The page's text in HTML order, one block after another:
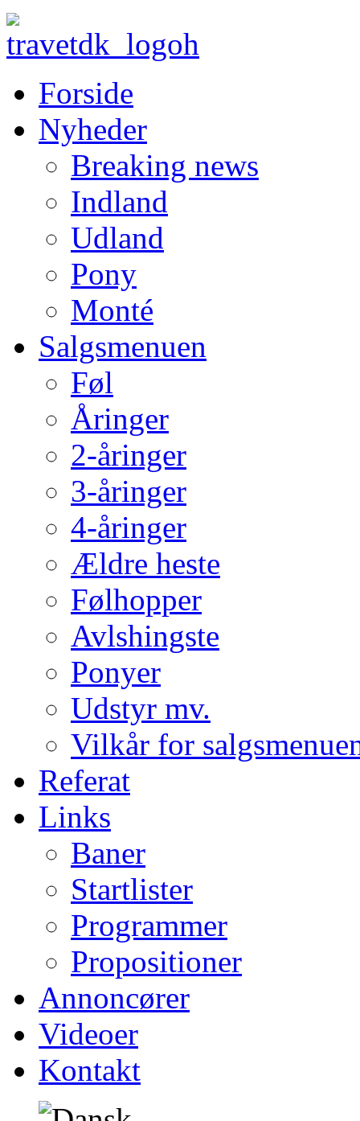
Forside
Nyheder
Breaking news
Indland
Udland
Pony
Monté
Salgsmenuen
Føl
Åringer
2-åringer
3-åringer
4-åringer
Ældre heste
Følhopper
Avlshingste
Ponyer
Udstyr mv.
Vilkår for
Referat
Links
Baner
Startlister
Programmer
Propositioner
Annoncører
Videoer
Kontakt